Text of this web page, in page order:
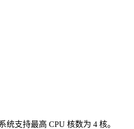
统支持最高 CPU 核数为 4 核。